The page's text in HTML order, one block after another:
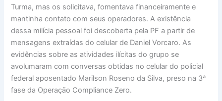
Turma, mas os solicitava, fomentava financeiramente e
mantinha contato com seus operadores. A existência
dessa milícia pessoal foi descoberta pela PF a partir de
mensagens extraídas do celular de Daniel Vorcaro. As
evidências sobre as atividades ilícitas do grupo se
avolumaram com conversas obtidas no celular do policial
federal aposentado Marilson Roseno da Silva, preso na 3ª
fase da Operação Compliance Zero.